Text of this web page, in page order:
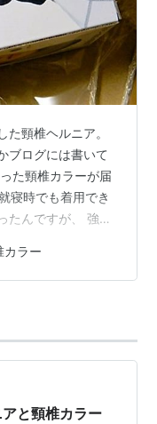
頸椎ヘルニア。
ブログには書いて
た頸椎カラーが届
寝時でも着用でき
たんですが、 強化
レビューで「中国
けたのですが 箱は
？と思って 調べ
ランスの会社風に
カラー
と頸椎カラー